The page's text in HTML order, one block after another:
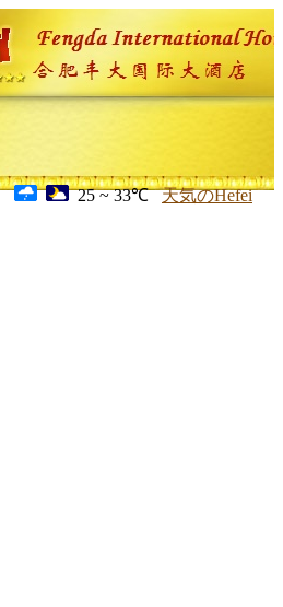
25 ~ 33℃ 天気のHefei